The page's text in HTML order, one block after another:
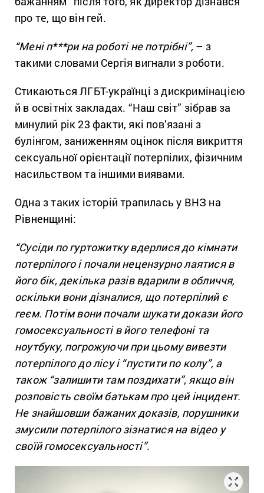
про те, що він гей.
“Мені п***ри на роботі не потрібні”, – з
такими словами Сергія вигнали з роботи.
Стикаються ЛГБТ-українці з дискримінацією
й в освітніх закладах. “Наш світ” зібрав за
минулий рік 23 факти, які пов’язані з
булінгом, заниженням оцінок після викриття
сексуальної орієнтації потерпілих, фізичним
насильством та іншими виявами.
Одна з таких історій трапилась у ВНЗ на
Рівненщині:
“Сусіди по гуртожитку вдерлися до кімнати
потерпілого і почали нецензурно лаятися в
його бік, декілька разів вдарили в обличчя,
оскільки вони дізналися, що потерпілий є
геєм. Потім вони почали шукати докази його
гомосексуальності в його телефоні та
ноутбуку, погрожуючи при цьому вивезти
потерпілого до лісу і “пустити по колу”, а
також “залишити там поздихати”, якщо він
розповість своїм батькам про цей інцидент.
Не знайшовши бажаних доказів, порушники
змусили потерпілого зізнатися на відео у
своїй гомосексуальності”.